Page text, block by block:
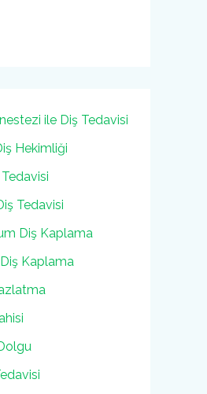
ile Diş Tedavisi
Hekimliği
Tedavisi
Diş Kaplama
Kaplama